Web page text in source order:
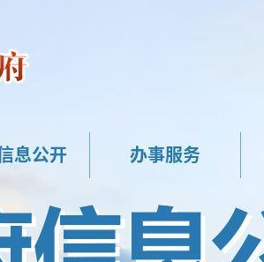
息公开 办事服务